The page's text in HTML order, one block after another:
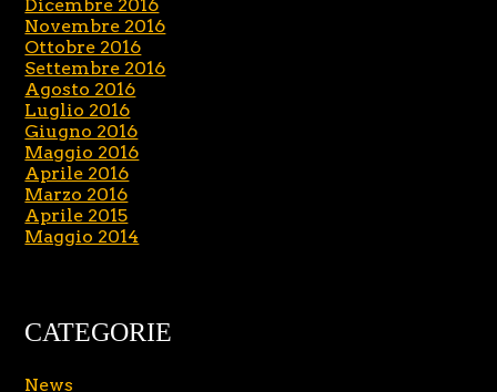
Dicembre 2016
Novembre 2016
Ottobre 2016
Settembre 2016
Agosto 2016
Luglio 2016
Giugno 2016
Maggio 2016
Aprile 2016
Marzo 2016
Aprile 2015
Maggio 2014
CATEGORIE
News